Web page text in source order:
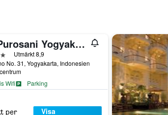
Melia Purosani Yogyakarta
Utmärkt 8,9
No. 31, Yogyakarta, Indonesien
Wifi
Parking
per Visa